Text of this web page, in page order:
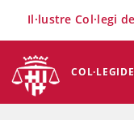
COL·LEGI
Il·lustre Col·legi